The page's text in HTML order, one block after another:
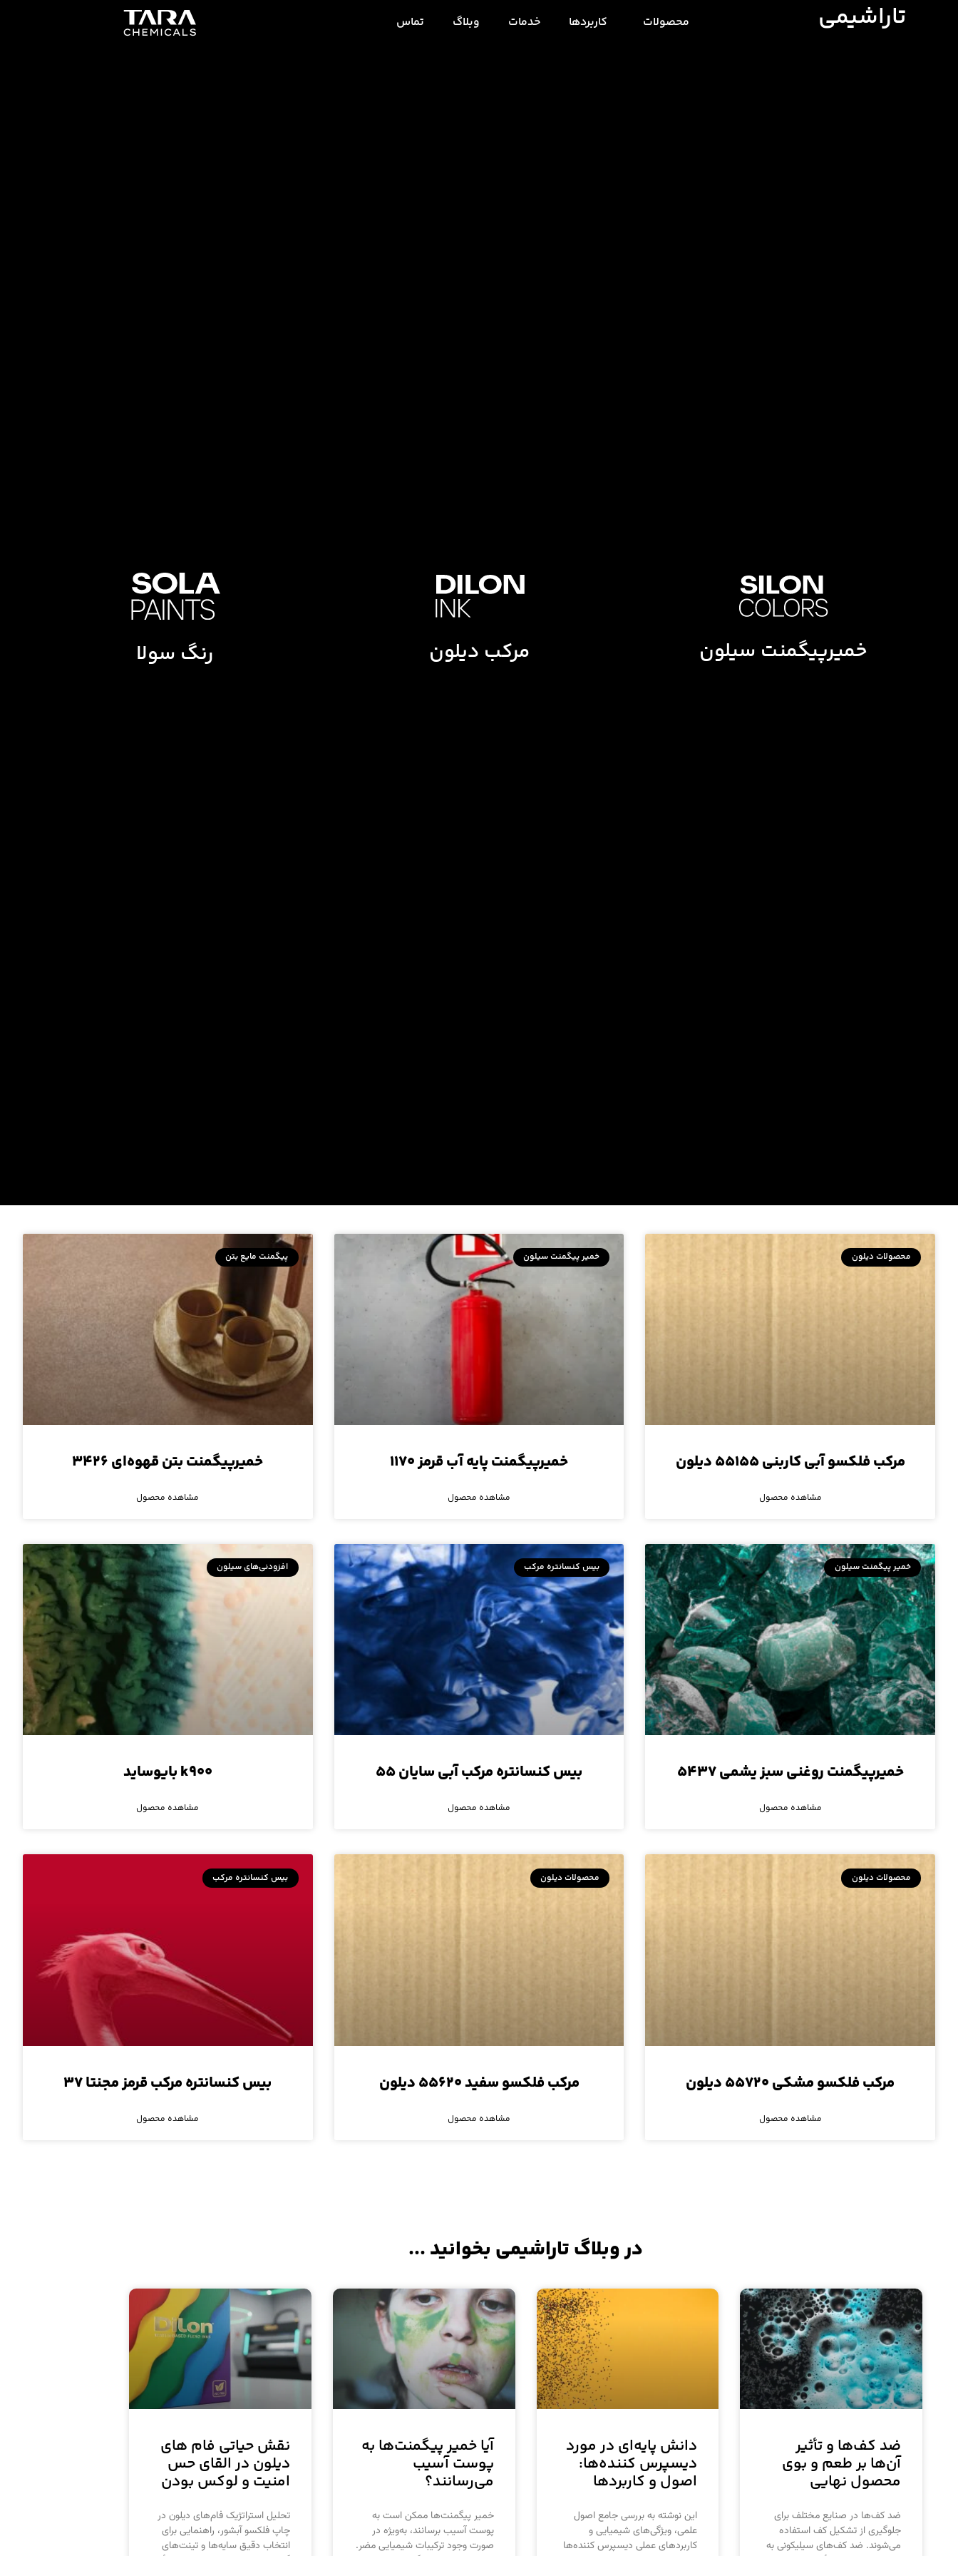
تاراشیمی محصولات کاربردها خدمات وبلاگ تماس
خمیرپیگمنت سیلون مرکب دیلون رنگ سولا
محصولات دیلون
مرکب فلکسو آبی کاربنی ۵۵۱۵۵ دیلون
مشاهده محصول
خمیر پیگمنت سیلون
خمیرپیگمنت پایه آب قرمز ۱۱۷۰
مشاهده محصول
پیگمنت مایع بتن
خمیرپیگمنت بتن قهوه‌ای ۳۴۲۶
مشاهده محصول
خمیر پیگمنت سیلون
خمیرپیگمنت روغنی سبز یشمی ۵۴۳۷
مشاهده محصول
بیس کنسانتره مرکب
بیس کنسانتره مرکب آبی سایان ۵۵
مشاهده محصول
افزودنی‌های سیلون
k۹۰۰ بایوساید
مشاهده محصول
محصولات دیلون
مرکب فلکسو مشکی ۵۵۷۲۰ دیلون
مشاهده محصول
محصولات دیلون
مرکب فلکسو سفید ۵۵۶۲۰ دیلون
مشاهده محصول
بیس کنسانتره مرکب
بیس کنسانتره مرکب قرمز مجنتا ۳۷
مشاهده محصول
در وبلاگ تاراشیمی بخوانید ...
ضد کف‌ها و تأثیر
آن‌ها بر طعم و بوی
محصول نهایی
ضد کف‌ها در صنایع مختلف برای
جلوگیری از تشکیل کف استفاده
می‌شوند. ضد کف‌های سیلیکونی به
دانش پایه‌ای در مورد
دیسپرس کننده‌ها:
اصول و کاربردها
این نوشته به بررسی جامع اصول
علمی، ویژگی‌های شیمیایی و
کاربردهای عملی دیسپرس کننده‌ها
آیا خمیر پیگمنت‌ها به
پوست آسیب
می‌رسانند؟
خمیر پیگمنت‌ها ممکن است به
پوست آسیب برسانند، به‌ویژه در
صورت وجود ترکیبات شیمیایی مضر.
نقش حیاتی فام‌ های
دیلون در القای حس
امنیت و لوکس بودن
تحلیل استراتژیک فام‌های دیلون در
چاپ فلکسو آبشور، راهنمایی برای
انتخاب دقیق سایه‌ها و تینت‌های